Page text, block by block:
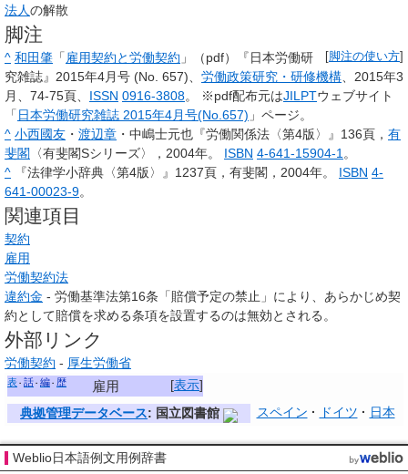
法人の解散
脚注
脚注の使い方
^ 和田肇 「 雇用契約と労働契約 」（pdf）『日本労働研
究雑誌』2015年4月号 (No. 657)、 労働政策研究・研修機構 、2015年3
月、74-75頁、 ISSN 0916-3808。 ※pdf配布元はJILPTウェブサイト
「 日本労働研究雑誌 2015年4月号(No.657) 」ページ。
^ 小西國友 ・ 渡辺章 ・中嶋士元也『労働関係法〈第4版〉』136頁， 有
斐閣 〈有斐閣Sシリーズ〉，2004年。 ISBN 4-641-15904-1 。
^
『法律学小辞典〈第4版〉』1237頁，有斐閣，2004年。 ISBN 4-
641-00023-9。
関連項目
契約
雇用
労働契約法
違約金 - 労働基準法第16条「賠償予定の禁止」により、あらかじめ契
約として賠償を求める条項を設置するのは無効とされる。
外部リンク
労働契約 - 厚生労働省
[表示]
表 話 編 歴 雇用
典拠管理データベース: 国立図書館 スペイン ドイツ 日本
Weblio日本語例文用例辞書